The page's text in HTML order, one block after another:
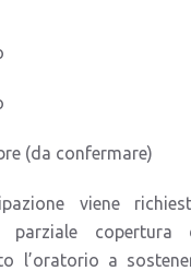
(da confermare)
viene
parziale copertura
l’oratorio a